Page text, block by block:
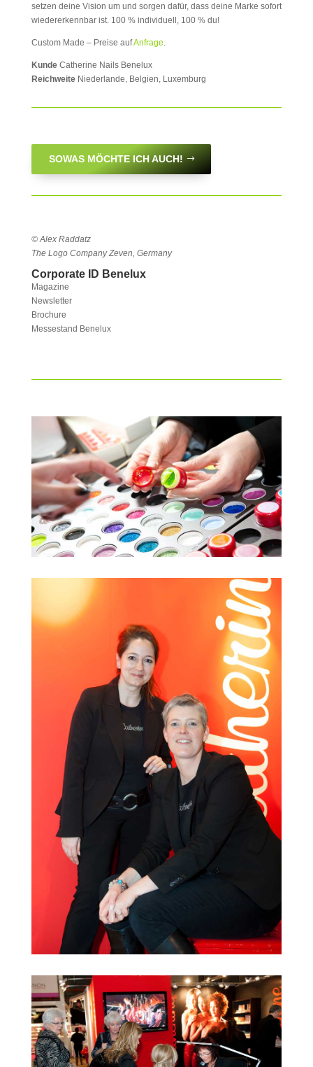
setzen deine Vision um und sorgen dafür, dass deine Marke sofort
wiedererkennbar ist. 100 % individuell, 100 % du!
Custom Made – Preise aufAnfrage
KundeCatherine Nails Benelux
ReichweiteNiederlande, Belgien, Luxemburg
SOWAS MÖCHTE ICH AUCH!
© Alex Raddatz
The Logo Company Zeven, Germany
Corporate ID Benelux
Magazine
Newsletter
Brochure
Messestand Benelux